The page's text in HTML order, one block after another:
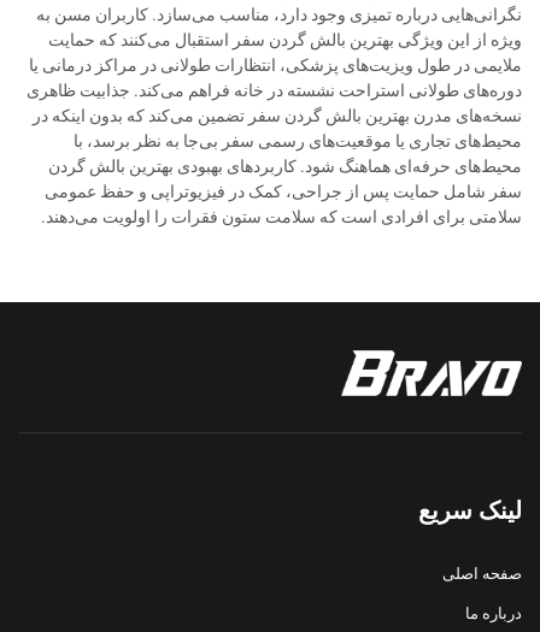
نگرانی‌هایی درباره تمیزی وجود دارد، مناسب می‌سازد. کاربران مسن به
ویژه از این ویژگی بهترین بالش گردن سفر استقبال می‌کنند که حمایت
ملایمی در طول ویزیت‌های پزشکی، انتظارات طولانی در مراکز درمانی یا
دوره‌های طولانی استراحت نشسته در خانه فراهم می‌کند. جذابیت ظاهری
نسخه‌های مدرن بهترین بالش گردن سفر تضمین می‌کند که بدون اینکه در
محیط‌های تجاری یا موقعیت‌های رسمی سفر بی‌جا به نظر برسد، با
محیط‌های حرفه‌ای هماهنگ شود. کاربردهای بهبودی بهترین بالش گردن
سفر شامل حمایت پس از جراحی، کمک در فیزیوتراپی و حفظ عمومی
سلامتی برای افرادی است که سلامت ستون فقرات را اولویت می‌دهند.
لینک سریع
صفحه اصلی
درباره ما